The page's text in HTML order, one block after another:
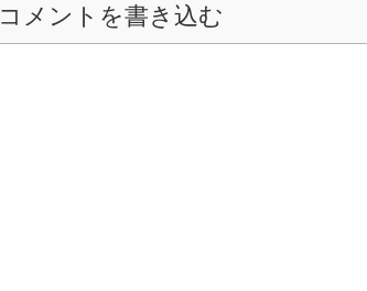
コメントを書き込む